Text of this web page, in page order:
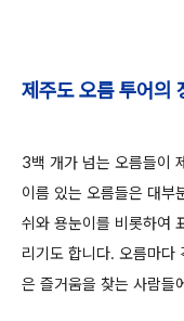
제주도 오름 투어의
3백 개가 넘는 오름들이
이름 있는 오름들은 대부
쉬와 용눈이를 비롯하여
리기도 합니다. 오름마다
은 즐거움을 찾는 사람들